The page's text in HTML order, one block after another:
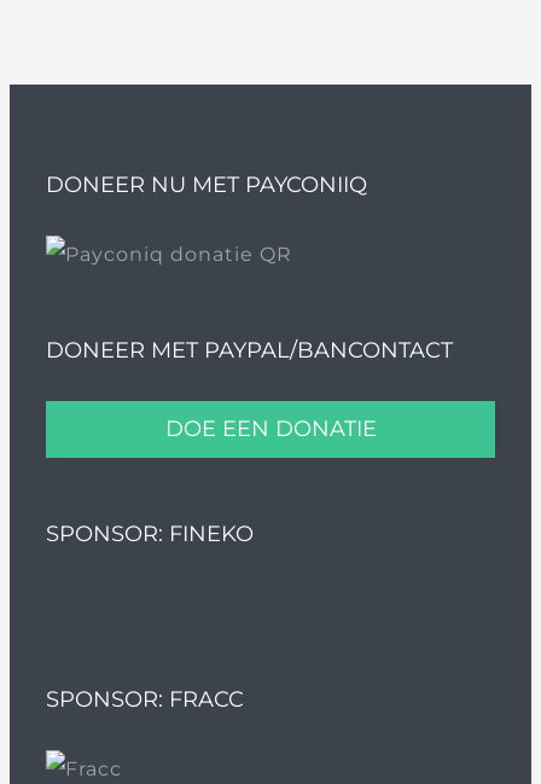
DONEER NU MET PAYCONIIQ
DONEER MET PAYPAL/BANCONTACT
DOE EEN DONATIE
SPONSOR: FINEKO
SPONSOR: FRACC